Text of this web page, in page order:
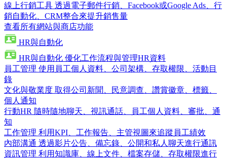
線上行銷工具 透過電子郵件行銷、Facebook或Google Ads、行
銷自動化、CRM整合來提升銷售量
查看所有網站與商店功能
HR與自動化
HR與自動化 優化工作流程與管理HR資料
員工管理 使用員工個人資料、公司架構、存取權限、活動目
錄
文化與敬業度 取得公司新聞、民意調查、讚賞徽章、標籤、
個人通知
行動HR 隨時隨地聊天、視訊通話、員工個人資料、審批、通
知
工作管理 利用KPI、工作報告、主管視圖來追蹤員工績效
內部溝通 透過影片公告、備忘錄、公開和私人聊天進行通訊
資訊管理 利用知識庫、線上文件、檔案存儲、存取權限進行